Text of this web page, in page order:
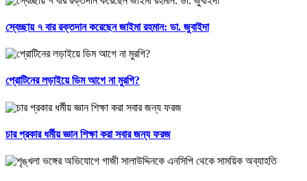
স্বেচ্ছায় ৭ বার রক্তদান করেছেন জাইমা রহমান: ডা. জুবাইদা
প্রোটিনের লড়াইয়ে ডিম আগে না মুরগি?
চার প্রকার ধর্মীয় জ্ঞান শিক্ষা করা সবার জন্য ফরজ